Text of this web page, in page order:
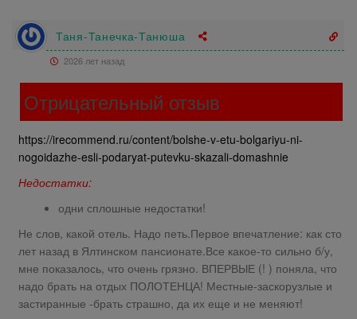
Таня-Танечка-Танюша
2026 лет назад
Отрицательный отзыв
https://irecommend.ru/content/bolshe-v-etu-bolgariyu-ni-
nogoidazhe-esli-podaryat-putevku-skazali-domashnie
Недостатки:
одни сплошные недостатки!
Не слов, какой отель. Надо петь.Первое впечатление: как сто
лет назад в Ялтинском пансионате.Все какое-то сильно б/у,
мне показалось, что очень грязно. ВПЕРВЫЕ (! ) поняла, что
надо брать на отдых ПОЛОТЕНЦА! Местные-заскорузлые и
застиранные -брать страшно, да их еще и не меняют!